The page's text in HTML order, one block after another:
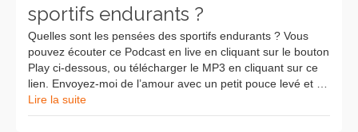
sportifs endurants ?
Quelles sont les pensées des sportifs endurants ? Vous
pouvez écouter ce Podcast en live en cliquant sur le bouton
Play ci-dessous, ou télécharger le MP3 en cliquant sur ce
lien. Envoyez-moi de l’amour avec un petit pouce levé et …
Lire la suite